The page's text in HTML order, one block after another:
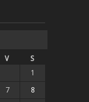
V S
1
7 8